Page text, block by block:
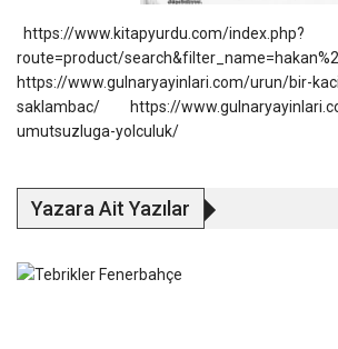
https://www.kitapyurdu.com/index.php?
route=product/
https://www.gulnaryayinlari.com/urun/bir-
saklambac/
https://
umutsuzluga-yolculuk/
Yazara Ait Yazılar